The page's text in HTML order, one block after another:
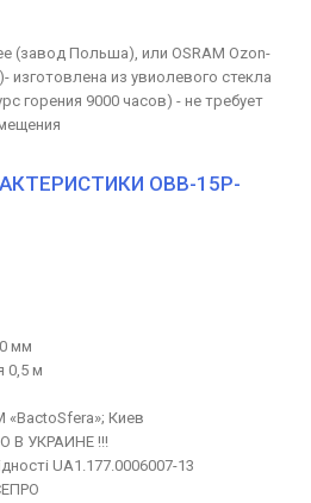
(завод Польша), или OSRAM Ozon-
изготовлена из увиолевого стекла
горения 9000 часов) - не требует
ОBB-15P-
мм
0,5 м
«BactoSfera»; Киев
В УКРАИНЕ !!!
UA1.177.0006007-13